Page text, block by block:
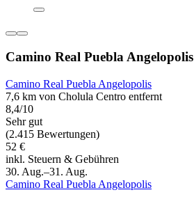
Camino Real Puebla Angelopolis
Camino Real Puebla Angelopolis
7,6 km von Cholula Centro entfernt
8,4/10
Sehr gut
(2.415 Bewertungen)
52 €
inkl. Steuern & Gebühren
30. Aug.–31. Aug.
Camino Real Puebla Angelopolis